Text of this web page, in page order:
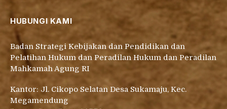
HUBUNGI KAMI
Badan Strategi Kebijakan dan Pendidikan dan
Pelatihan Hukum dan Peradilan Hukum dan Peradilan
Mahkamah Agung RI
Kantor: Jl. Cikopo Selatan Desa Sukamaju, Kec.
Megamendung